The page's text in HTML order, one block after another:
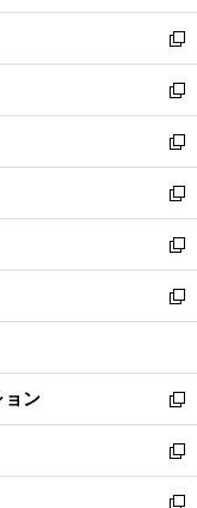
開
く
ウ
で
開
く
ン
ド
ウ
で
開
く
新
し
い
ウ
ィ
ン
ド
ウ
で
開
く
新
し
い
ウ
ィ
ン
ド
ウ
で
開
新
し
い
ウ
ィ
ン
ド
ウ
開
く
新
し
い
ウ
ィ
ン
ウ
で
開
く
新
し
い
ウ
ン
ド
ウ
で
開
く
新
し
ウ
ィ
ン
ド
ウ
で
ン
新
し
い
ウ
新
し